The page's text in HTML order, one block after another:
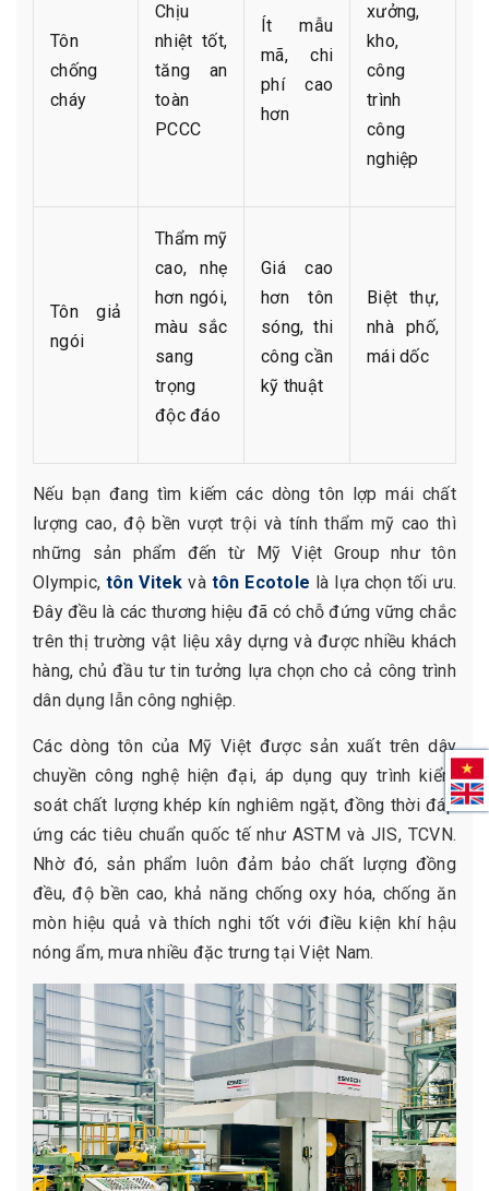
Tôn
chống
cháy
Chịu
nhiệt tốt,
tăng an
toàn
PCCC
Ít mẫu
mã, chi
phí cao
hơn
xưởng,
kho,
công
trình
công
nghiệp
Tôn giả
ngói
Thẩm mỹ
cao, nhẹ
hơn ngói,
màu sắc
sang
trọng
độc đáo
Giá cao
hơn tôn
sóng, thi
công cần
kỹ thuật
Biệt thự,
nhà phố,
mái dốc
Nếu bạn đang tìm kiếm các dòng tôn lợp mái chất
lượng cao, độ bền vượt trội và tính thẩm mỹ cao thì
những sản phẩm đến từ Mỹ Việt Group như tôn
Olympic, tôn Vitek và tôn Ecotole là lựa chọn tối ưu.
Đây đều là các thương hiệu đã có chỗ đứng vững chắc
trên thị trường vật liệu xây dựng và được nhiều khách
hàng, chủ đầu tư tin tưởng lựa chọn cho cả công trình
dân dụng lẫn công nghiệp.
Các dòng tôn của Mỹ Việt được sản xuất trên dây
chuyền công nghệ hiện đại, áp dụng quy trình kiểm
soát chất lượng khép kín nghiêm ngặt, đồng thời đáp
ứng các tiêu chuẩn quốc tế như ASTM và JIS, TCVN.
Nhờ đó, sản phẩm luôn đảm bảo chất lượng đồng
đều, độ bền cao, khả năng chống oxy hóa, chống ăn
mòn hiệu quả và thích nghi tốt với điều kiện khí hậu
nóng ẩm, mưa nhiều đặc trưng tại Việt Nam.